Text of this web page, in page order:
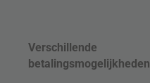
Verschillende
betalingsmogelijkheden